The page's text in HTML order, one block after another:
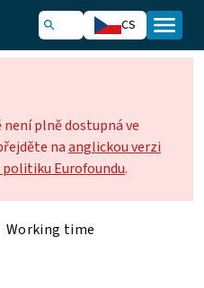
CS
plně dostupná ve
naanglickou verzi
politiku Eurofoundu.
Working time